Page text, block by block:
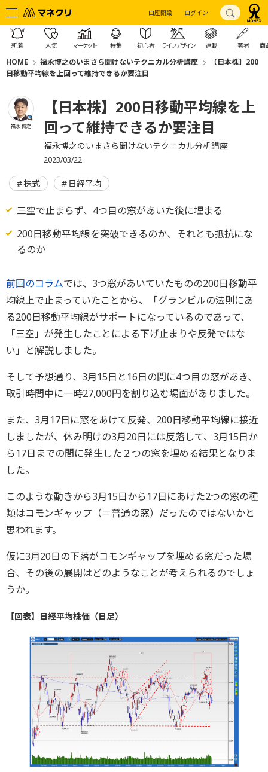
口座開設 ログイン
新着 人気 マーケット 特集 初心者 ライフデザイン 連載 著者 商
HOME 福永博之のいまさら聞けないテクニカル分析講座
【日本株】200
日移動平均線を上回って維持できるか要注目
福永 博之
【日本株】200日移動平均線を上
回って維持できるか要注目
福永博之のいまさら聞けないテクニカル分析講座
2023/03/22
株式 日経平均
三空で止まらず、4つ目の窓があいた後に埋まる
200日移動平均線を突破できるのか、それとも抵抗にな
るのか
前回のコラムでは、3つ窓があいていたものの200日移動平
均線上で止まっていたことから、「グランビルの法則にあ
る200日移動平均線がサポートになっているのであって、
「三空」が発生したことによる下げ止まりや反発ではな
い」と解説しました。
そして予想通り、3月15日と16日の間に4つ目の窓があき、
取引時間中に一時27,000円を割り込む場面がありました。
また、3月17日に窓をあけて反発、200日移動平均線に接近
しましたが、休み明けの3月20日には反落して、3月15日か
ら17日までの間に発生した２つの窓を埋める結果となりま
した。
このような動きから3月15日から17日にあけた2つの窓の種
類はコモンギャップ（＝普通の窓）だったのではないかと
思われます。
仮に3月20日の下落がコモンギャップを埋める窓だった場
合、その後の展開はどのようなことが考えられるのでしょ
うか。
【図表】日経平均株価（日足）